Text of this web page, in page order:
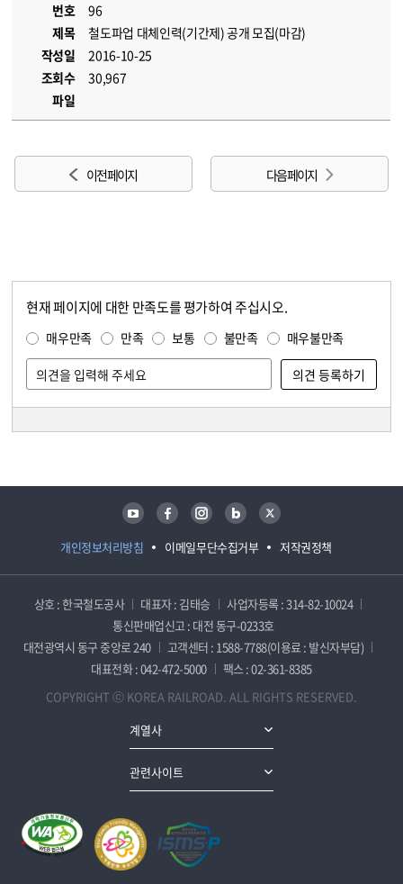
번호
96
제목
철도파업 대체인력(기간제) 공개 모집(마감)
작성일
2016-10-25
조회수
30,967
파일
이전 페이지 다음 페이지
현재 페이지에 대한 만족도를 평가하여 주십시오.
매우만족 만족 보통 불만족 매우불만족
개인정보처리방침 이메일무단수집거부 저작권정책
유튜브 페이스북 인스타그램 블로그 트위터
상호 : 한국철도공사 대표자 : 김태승
사업자등록 : 314-82-10024
통신판매업신고 : 대전 동구-0233호
대전광역시 동구 중앙로 240
고객센터 : 1588-7788(이용료 : 발신자부담)
대표전화 : 042-472-5000
팩스 : 02-361-8385
COPYRIGHT ⓒ KOREA RAILROAD. ALL RIGHTS RESERVED.
계열사
관련사이트